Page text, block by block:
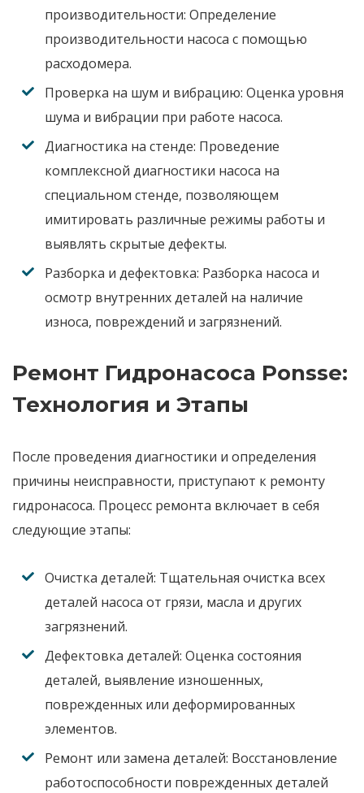
производительности: Определение
производительности насоса с помощью
расходомера.
Проверка на шум и вибрацию: Оценка уровня
шума и вибрации при работе насоса.
Диагностика на стенде: Проведение
комплексной диагностики насоса на
специальном стенде, позволяющем
имитировать различные режимы работы и
выявлять скрытые дефекты.
Разборка и дефектовка: Разборка насоса и
осмотр внутренних деталей на наличие
износа, повреждений и загрязнений.
Ремонт Гидронасоса Ponsse:
Технология и Этапы
После проведения диагностики и определения
причины неисправности, приступают к ремонту
гидронасоса. Процесс ремонта включает в себя
следующие этапы:
Очистка деталей: Тщательная очистка всех
деталей насоса от грязи, масла и других
загрязнений.
Дефектовка деталей: Оценка состояния
деталей, выявление изношенных,
поврежденных или деформированных
элементов.
Ремонт или замена деталей: Восстановление
работоспособности поврежденных деталей